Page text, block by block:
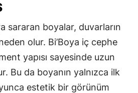
sararan boyalar, duvarların
olur. Bi’Boya iç cephe
yapısı sayesinde uzun
Bu da boyanın yalnızca ilk
estetik bir görünüm